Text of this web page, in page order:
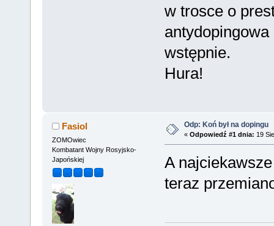
w trosce o
wstępnie.
Hura!
Fasiol
ZOMOwiec
Kombatant Wojny Rosyjsko-
Japońskiej
Odp: Koń był na dopingu
« Odpowiedź #1 dnia: 19
A
teraz